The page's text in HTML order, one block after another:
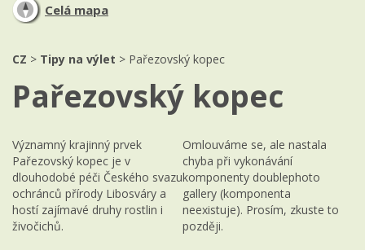
Celá mapa
CZ > Tipy na výlet > Pařezovský kopec
Pařezovský kopec
Omlouváme se, ale nastala
chyba při vykonávání
komponenty doublephoto
gallery (komponenta
neexistuje). Prosím, zkuste to
později.
Významný krajinný prvek
Pařezovský kopec je v
dlouhodobé péči Českého svazu
ochránců přírody Libosváry a
hostí zajímavé druhy rostlin i
živočichů.